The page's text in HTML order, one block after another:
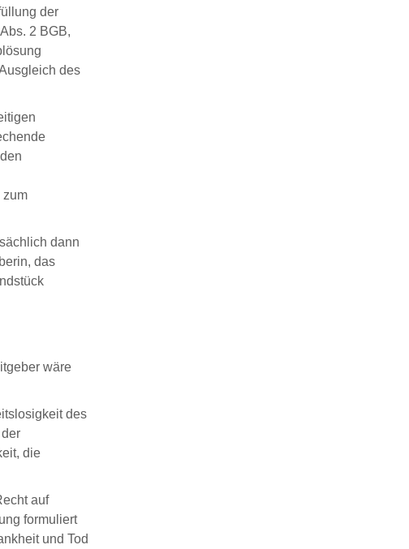
der
2 BGB,
des
zum
dann
das
wäre
des
die
auf
formuliert
und Tod